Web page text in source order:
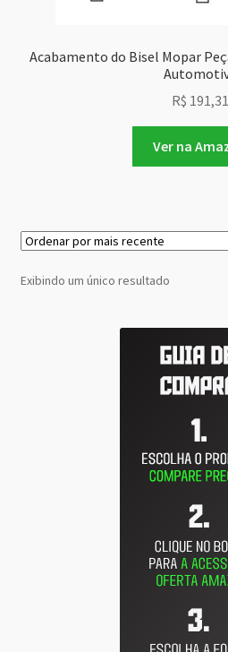
Acabamento do Bisel Mopar
R$ 191,31
Ver na
Exibindo um único resultado